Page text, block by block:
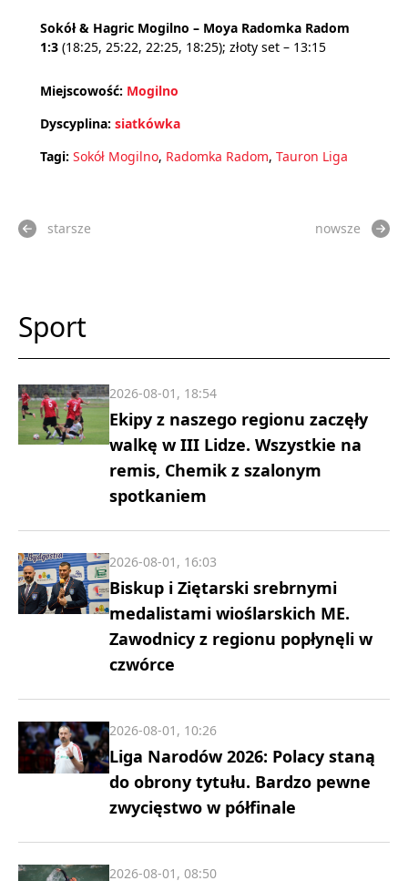
Sokół & Hagric Mogilno – Moya Radomka Radom
1:3 (18:25, 25:22, 22:25, 18:25); złoty set – 13:15
Miejscowość: Mogilno
Dyscyplina: siatkówka
Tagi: Sokół Mogilno, Radomka Radom, Tauron Liga
starsze nowsze
Sport
Ekipy z naszego regionu zaczęły
walkę w III Lidze. Wszystkie na
remis, Chemik z szalonym
spotkaniem
2026-08-01, 18:54
Biskup i Ziętarski srebrnymi
medalistami wioślarskich ME.
Zawodnicy z regionu popłynęli w
czwórce
2026-08-01, 16:03
Liga Narodów 2026: Polacy staną
do obrony tytułu. Bardzo pewne
zwycięstwo w półfinale
2026-08-01, 10:26
2026-08-01, 08:50